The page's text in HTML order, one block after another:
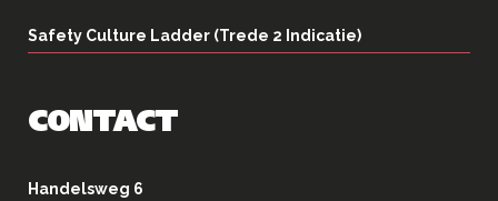
Safety Culture Ladder (Trede 2 Indicatie)
CONTACT
Handelsweg 6